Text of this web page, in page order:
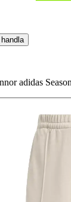
adidas